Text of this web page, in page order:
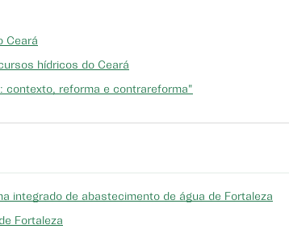
Ceará
hídricos do Ceará
contexto, reforma e contrareforma"
integrado de abastecimento de água de Fortaleza
Fortaleza